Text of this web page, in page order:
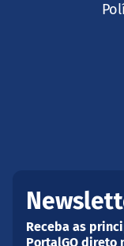
Receba as
PortalGO direto